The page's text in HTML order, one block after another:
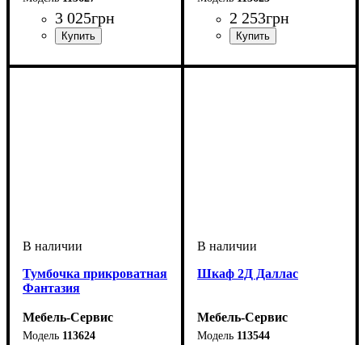
3 025грн 2 253грн
Тумбочка прикроватная
Фантазия
Мебель-Сервис
113624
Шкаф 2Д Даллас
Мебель-Сервис
113544